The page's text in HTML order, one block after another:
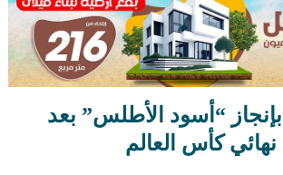
بإنجاز “أسود الأطلس” بعد
نهائي كأس العالم